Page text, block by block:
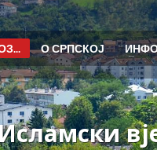
О СРПСКОЈ